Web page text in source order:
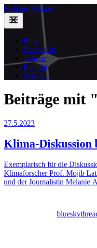
Mathias Wellner
Blog
Über mich
Theater
Kontakt
DSGVO
Beiträge mit
27.5.2023
Klima-Diskussion
Exemplarisch für die
Klimaforscher Prof. Mojib
und der Journalistin Melanie
bluesky